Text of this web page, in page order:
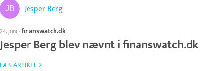
Jesper Berg
24. juni ·finanswatch.dk
Jesper Berg blev nævnt i finanswatch.dk
LÆS ARTIKEL